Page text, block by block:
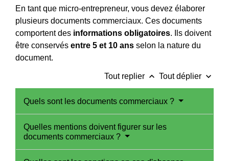
En tant que micro-entrepreneur, vous devez élaborer
plusieurs documents commerciaux. Ces documents
comportent des informations obligatoires. Ils doivent
être conservés entre 5 et 10 ans selon la nature du
document.
Tout replier keyboard_arrow_up Tout déplier keyboard_arrow_down
Quels sont les documents commerciaux ?
Quelles mentions doivent figurer sur les
documents commerciaux ?